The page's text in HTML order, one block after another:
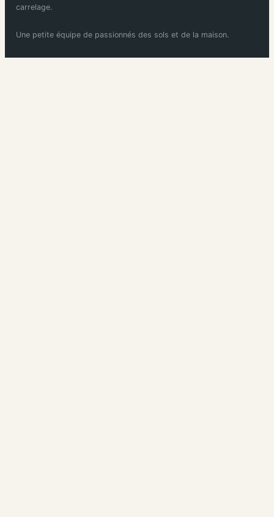
carrelage.
Une petite équipe de passionnés des sols et de la maison.